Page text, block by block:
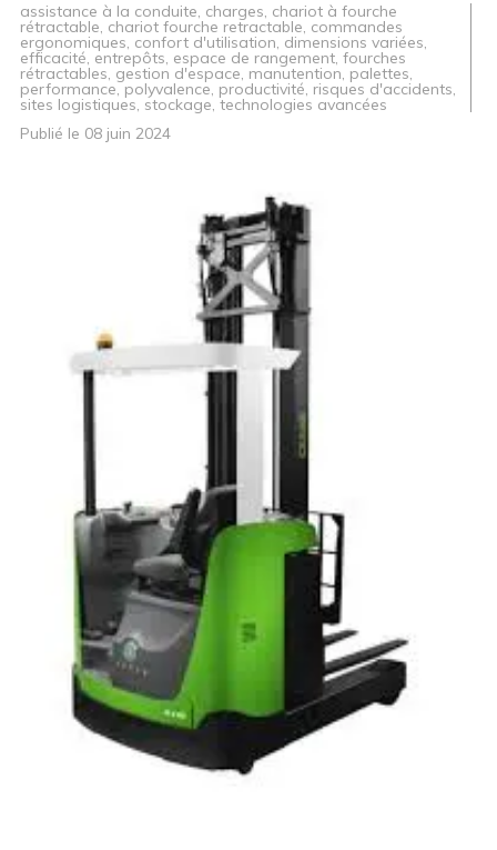
assistance à la conduite, charges, chariot à fourche
rétractable, chariot fourche retractable, commandes
ergonomiques, confort d'utilisation, dimensions variées,
efficacité, entrepôts, espace de rangement, fourches
rétractables, gestion d'espace, manutention, palettes,
performance,polyvalence, productivité, risques d'accidents,
sites logistiques, stockage, technologies avancées
Publié le 08 juin 2024